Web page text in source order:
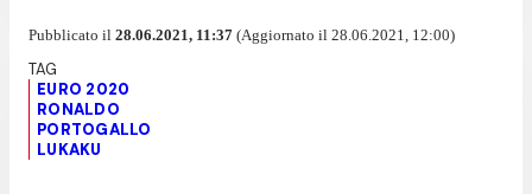
Pubblicato il 28.06.2021, 11:37 (Aggiornato il 28.06.2021, 12:00)
EURO 2020
RONALDO
PORTOGALLO
LUKAKU